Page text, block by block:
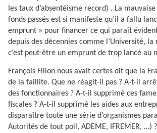
les taux d’absentéisme record) . La
fonds passés est si manifeste qu’il a fallu
emprunt » pour financer ce qui paraît
depuis des décennies comme l’Université,
c’est peut-être un emprunt de trop lancé au
François Fillon nous avait certes dit que la
de la faillite. Que ne réagit-il pas ? A-t-il
des fonctionnaires ? A-t-il supprimé ces
fiscales ? A-t-il supprimé les aides aux
disparaître toute une série d’organismes
Autorités de tout poil, ADEME, IFREMER, …)